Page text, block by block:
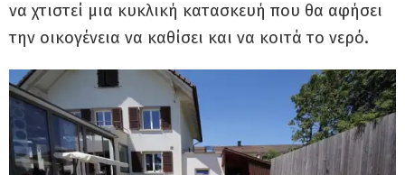
να χτιστεί μια κυκλική κατασκευή που θα αφήσει
την οικογένεια να καθίσει και να κοιτά το νερό.